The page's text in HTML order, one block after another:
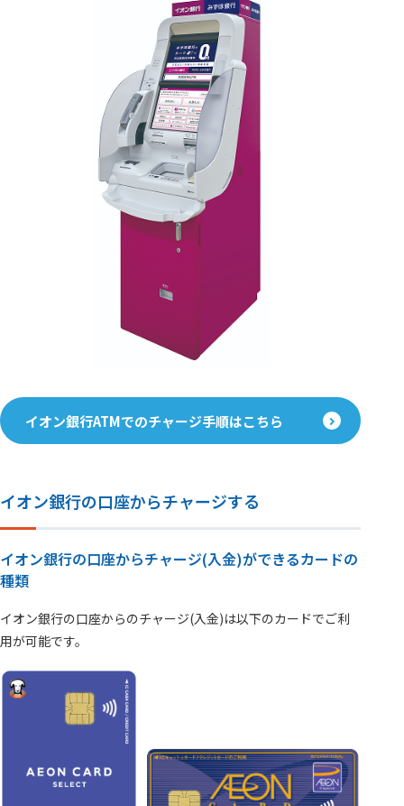
イオン銀行ATMでのチャージ手順はこちら
イオン銀行の口座からチャージする
イオン銀行の口座からチャージ(入金)ができるカードの
種類
イオン銀行の口座からのチャージ(入金)は以下のカードでご利
用が可能です。